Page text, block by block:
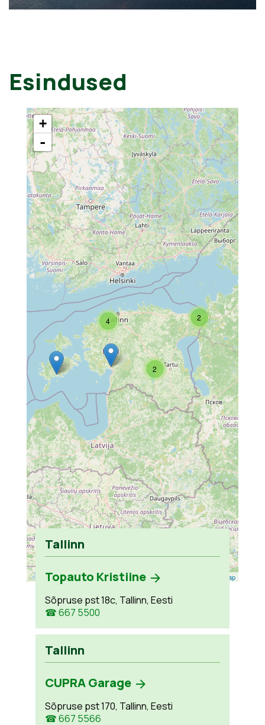
Esindused
2
2
4
+
-
Leaflet OpenStreetMap
Tallinn
Topauto Kristiine
Sõpruse pst 18c, Tallinn, Eesti
☎ 667 5500
Tallinn
CUPRA Garage
Sõpruse pst 170, Tallinn, Eesti
☎ 667 5566